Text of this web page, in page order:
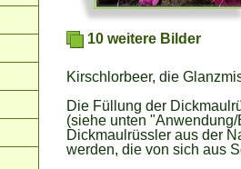
10 weitere Bilder
Kirschlorbeer, die
Die Füllung der
(siehe unten
Dickmaulrüssler aus der
werden, die von sich aus